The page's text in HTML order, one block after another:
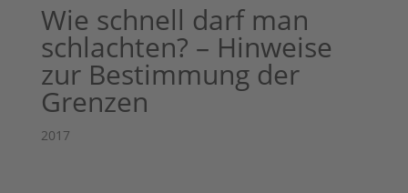
Wie schnell darf man
schlachten? – Hinweise
zur Bestimmung der
Grenzen
2017